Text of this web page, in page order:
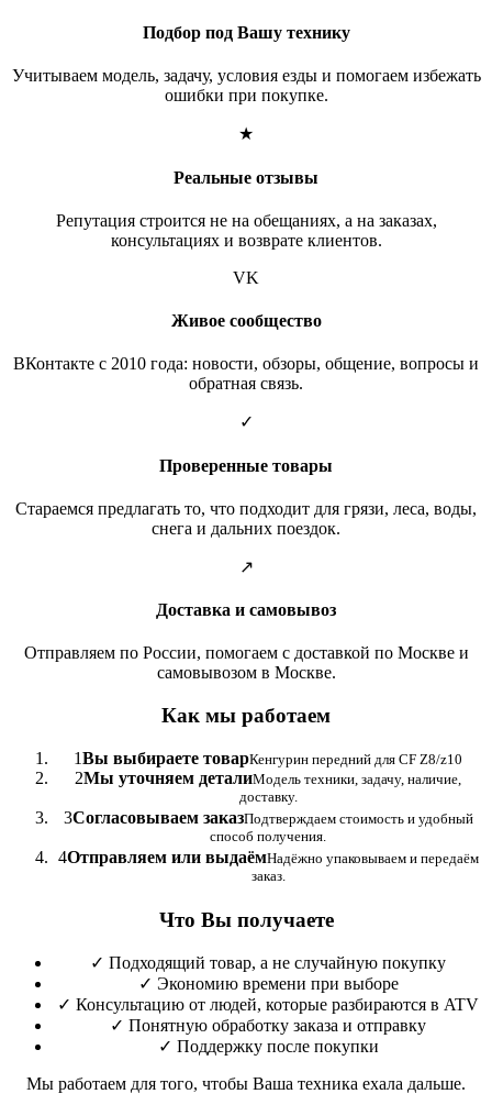
Подбор под Вашу технику
Учитываем модель, задачу, условия езды и помогаем избежать
ошибки при покупке.
★
Реальные отзывы
Репутация строится не на обещаниях, а на заказах,
консультациях и возврате клиентов.
VK
Живое сообщество
ВКонтакте с 2010 года: новости, обзоры, общение, вопросы и
обратная связь.
✓
Проверенные товары
Стараемся предлагать то, что подходит для грязи, леса, воды,
снега и дальних поездок.
↗
Доставка и самовывоз
Отправляем по России, помогаем с доставкой по Москве и
самовывозом в Москве.
Как мы работаем
1Вы выбираете товарКенгурин передний для CF Z8/z10
2Мы уточняем деталиМодель техники, задачу, наличие,
доставку.
3Согласовываем заказПодтверждаем стоимость и удобный
способ получения.
4Отправляем или выдаёмНадёжно упаковываем и передаём
заказ.
Что Вы получаете
✓ Подходящий товар, а не случайную покупку
✓ Экономию времени при выборе
✓ Консультацию от людей, которые разбираются в ATV
✓ Понятную обработку заказа и отправку
✓ Поддержку после покупки
Мы работаем для того, чтобы Ваша техника ехала дальше.